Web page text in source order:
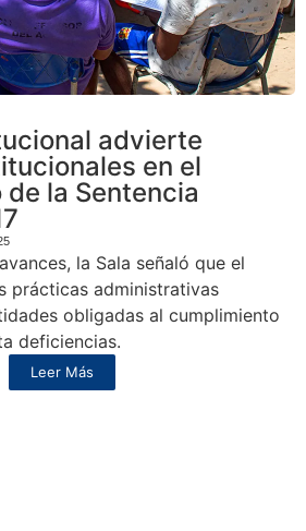
advierte
en el
la Sentencia
la Sala señaló que el
prácticas administrativas
obligadas al cumplimiento
deficiencias.
Leer Más